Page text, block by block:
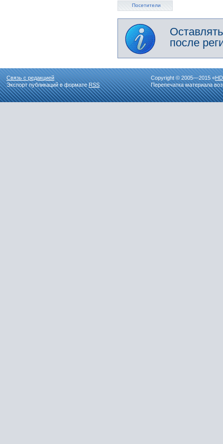
Посетители
после
Связь с редакцией
Экспорт публикаций в форматеRSS
Copyright © 2005—2015 «
Перепечатка материала